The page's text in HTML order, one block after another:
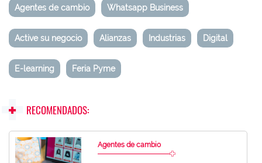
Agentes de cambio Whatsapp Business
Active su negocio Alianzas Industrias Digital
E-learning Feria Pyme
RECOMENDADOS:
Agentes de cambio